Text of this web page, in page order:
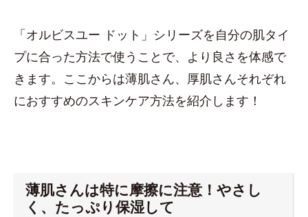
「オルビスユー ドット」シリーズを自分の肌タイ
プに合った方法で使うことで、より良さを体感で
きます。ここからは薄肌さん、厚肌さんそれぞれ
におすすめのスキンケア方法を紹介します！
薄肌さんは特に摩擦に注意！やさし
く、たっぷり保湿して